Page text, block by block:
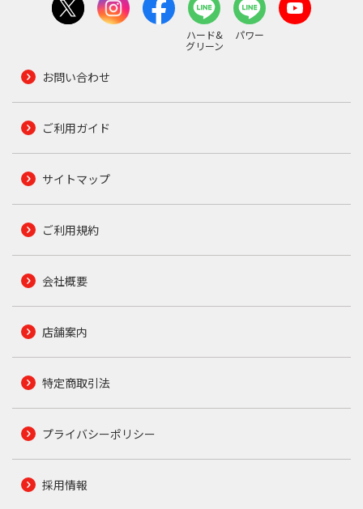
ハード&
グリーン
パワー
お問い合わせ
ご利用ガイド
サイトマップ
ご利用規約
会社概要
店舗案内
特定商取引法
プライバシーポリシー
採用情報